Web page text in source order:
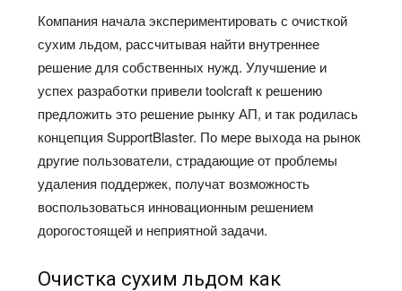
Компания начала экспериментировать с очисткой
сухим льдом, рассчитывая найти внутреннее
решение для собственных нужд. Улучшение и
успех разработки привели toolcraft к решению
предложить это решение рынку АП, и так родилась
концепция SupportBlaster. По мере выхода на рынок
другие пользователи, страдающие от проблемы
удаления поддержек, получат возможность
воспользоваться инновационным решением
дорогостоящей и неприятной задачи.
Очистка сухим льдом как